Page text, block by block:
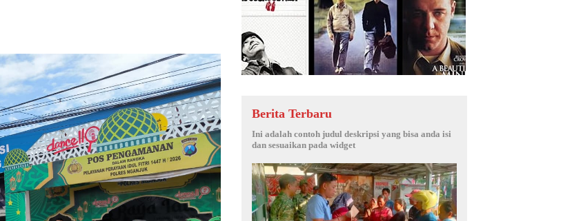
Berita Terbaru
Ini adalah contoh judul deskripsi yang bisa anda isi
dan sesuaikan pada widget